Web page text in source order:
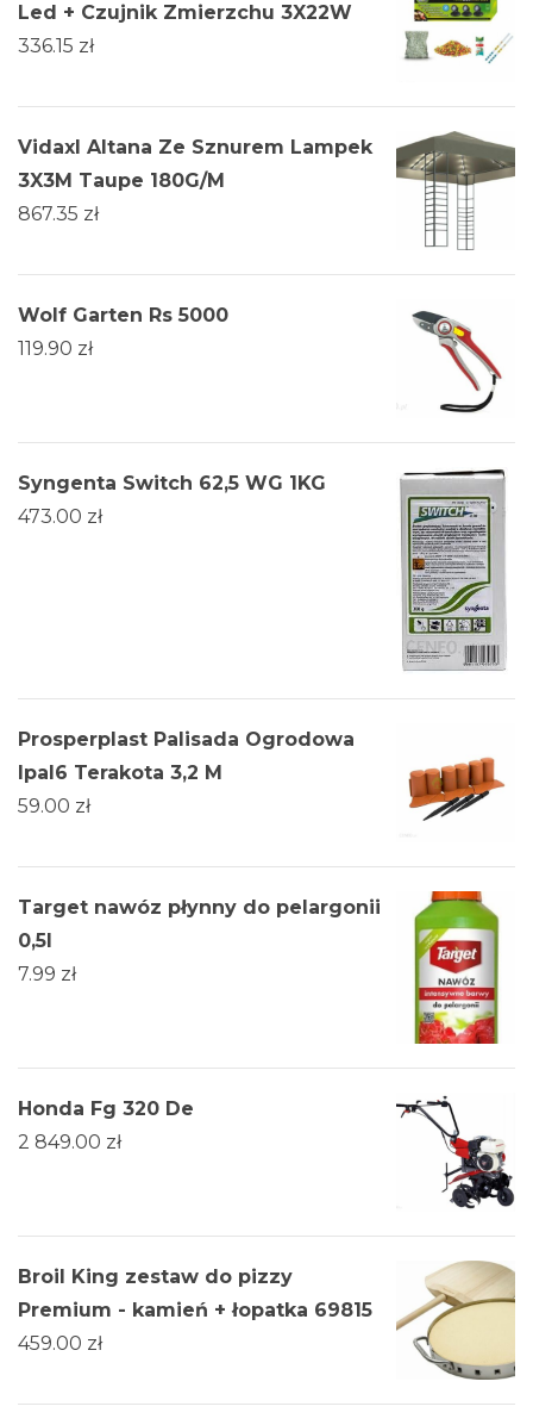
Led + Czujnik Zmierzchu 3X22W
336.15 zł
Vidaxl Altana Ze Sznurem Lampek
3X3M Taupe 180G/M
867.35 zł
Wolf Garten Rs 5000
119.90 zł
Syngenta Switch 62,5 WG 1KG
473.00 zł
Prosperplast Palisada Ogrodowa
Ipal6 Terakota 3,2 M
59.00 zł
Target nawóz płynny do pelargonii
0,5l
7.99 zł
Honda Fg 320 De
2 849.00 zł
Broil King zestaw do pizzy
Premium - kamień + łopatka 69815
459.00 zł